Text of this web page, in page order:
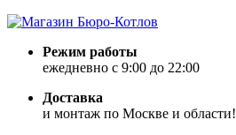
Режим работы
ежедневно с 9:00 до 22:00
Доставка
и монтаж по Москве и области!